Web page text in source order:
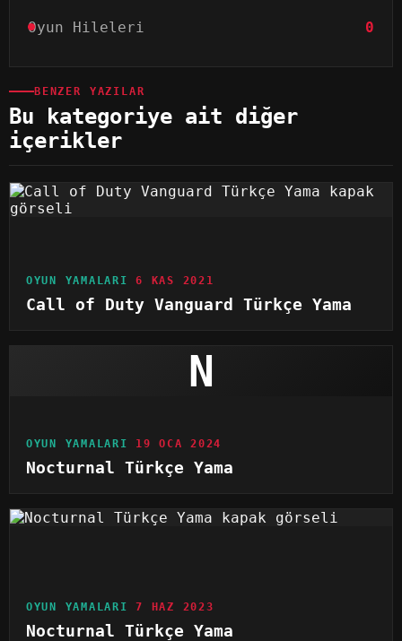
Oyun Hileleri 0
BENZER YAZILAR
Bu kategoriye ait diğer
içerikler
OYUN YAMALARI 6 KAS 2021
Call of Duty Vanguard Türkçe Yama
N
OYUN YAMALARI 19 OCA 2024
Nocturnal Türkçe Yama
OYUN YAMALARI 7 HAZ 2023
Nocturnal Türkçe Yama